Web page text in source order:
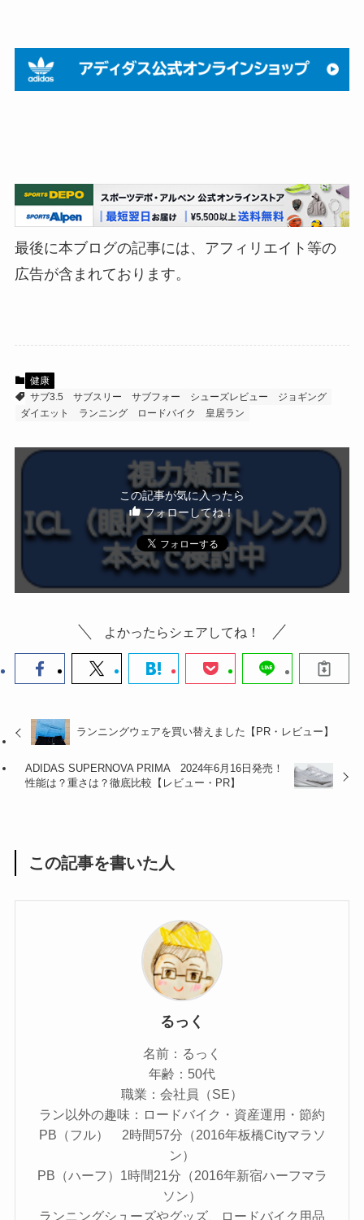
最後に本ブログの記事には、アフィリエイト等の
広告が含まれております。
健康
サブ3.5
サブスリー サブフォー シューズレビュー
ジョギング
ダイエット
ランニング ロードバイク 皇居ラン
この記事が気に入ったら
フォローしてね！
よかったらシェアしてね！
ランニングウェアを買い替えました【PR・レビュー】
ADIDAS SUPERNOVA PRIMA 2024年6月16日発売！
性能は？重さは？徹底比較【レビュー・PR】
この記事を書いた人
るっく
名前：るっく
年齢：50代
職業：会社員（SE）
ラン以外の趣味：ロードバイク・資産運用・節約
PB（フル） 2時間57分（2016年板橋Cityマラソ
ン）
PB（ハーフ）1時間21分（2016年新宿ハーフマラ
ソン）
ランニングシューズやグッズ、ロードバイク用品